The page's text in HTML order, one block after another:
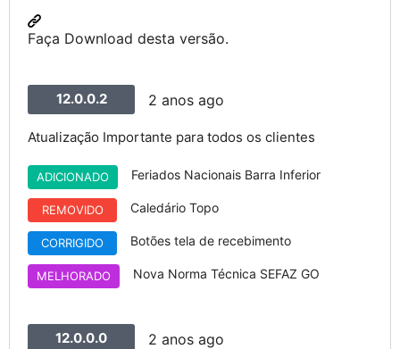
Faça Download desta versão.
12.0.0.2 2 anos ago
Atualização Importante para todos os clientes
ADICIONADO Feriados Nacionais Barra Inferior
REMOVIDO Caledário Topo
CORRIGIDO Botões tela de recebimento
MELHORADO Nova Norma Técnica SEFAZ GO
12.0.0.0 2 anos ago